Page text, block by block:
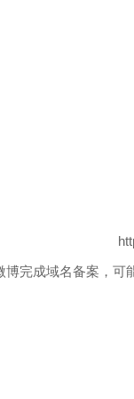
博完成域名备案，可